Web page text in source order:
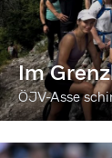
Im
ÖJV-Asse